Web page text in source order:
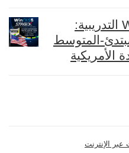
دورة WinOLS & Stage X التدريبية:
المتوسط
الأمريكية
الإنترنت